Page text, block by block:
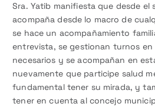
Sra. Yatib manifiesta que desde el
acompaña desde lo macro de
se hace un acompañamiento
entrevista, se gestionan turnos en
necesarios y se acompañan en
nuevamente que participe salud
fundamental tener su mirada, y
tener en cuenta al concejo